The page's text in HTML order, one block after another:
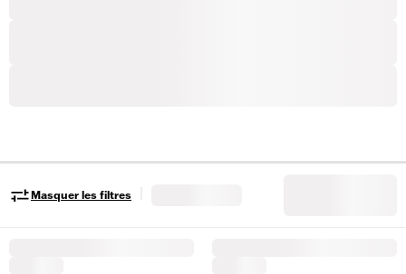
Masquer les filtres